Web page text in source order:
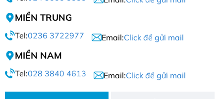
MIỀN TRUNG
Tel:0236 3722977 Email:Click để gửi mail
MIỀN NAM
Tel:028 3840 4613 Email:Click để gửi mail